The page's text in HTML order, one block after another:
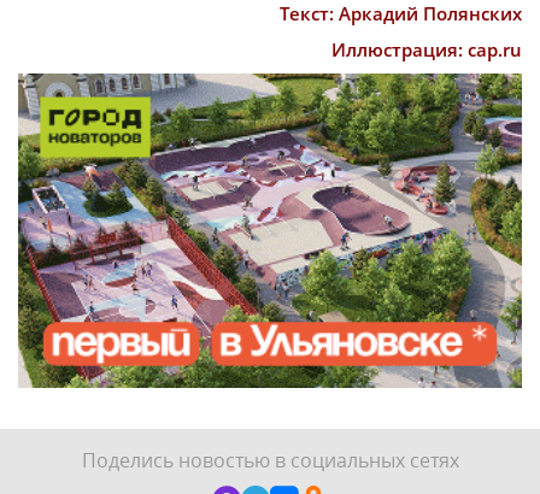
Текст: Аркадий Полянских
Иллюстрация: cap.ru
Поделись новостью в социальных сетях